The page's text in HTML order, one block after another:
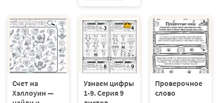
Счет на
Хэллоуин —
Узнаем цифры
1-9. Серия 9
Проверочное
слово